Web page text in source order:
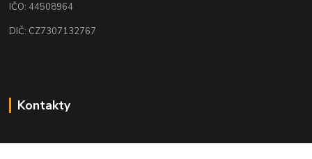
IČO: 44508964
DIČ: CZ7307132767
Kontakty